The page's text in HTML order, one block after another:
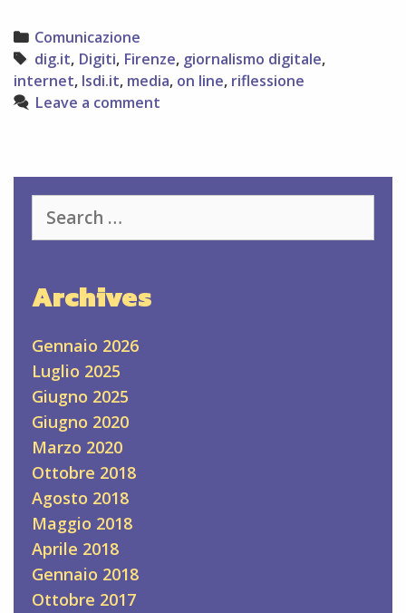
–
Dig.it2013:
il
16
e
un
appuntamento
da
non
Categories
Comunicazione
Tags
dig.it, Digiti, Firenze, giornalismo digitale,
internet, lsdi.it, media, on line, riflessione
Leave a comment
for:
Archives
Gennaio 2026
Luglio 2025
Giugno 2025
Giugno 2020
Marzo 2020
Ottobre 2018
Agosto 2018
Maggio 2018
Aprile 2018
Gennaio 2018
Ottobre 2017